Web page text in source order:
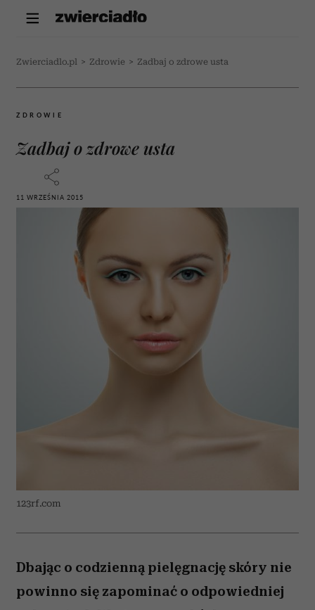
Zwierciadlo.pl > Zdrowie > Zadbaj o zdrowe usta
ZDROWIE
Zadbaj o zdrowe usta
11 WRZEŚNIA 2015
123rf.com
Dbając o codzienną pielęgnację skóry nie
powinno się zapominać o odpowiedniej